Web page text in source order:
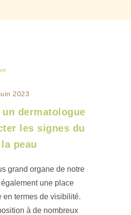
2023
dermatologue
les signes du
peau
grand organe de notre
une place
en termes de visibilité.
à de nombreux